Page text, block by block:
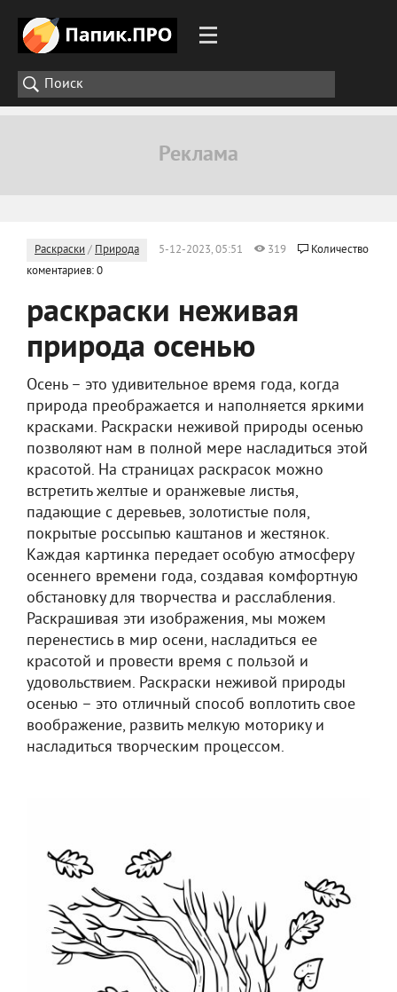
Раскраски / Природа 5-12-2023, 05:51 319
Количество
коментариев: 0
раскраски неживая
природа осенью
Осень – это удивительное время года, когда
природа преображается и наполняется яркими
красками. Раскраски неживой природы осенью
позволяют нам в полной мере насладиться этой
красотой. На страницах раскрасок можно
встретить желтые и оранжевые листья,
падающие с деревьев, золотистые поля,
покрытые россыпью каштанов и жестянок.
Каждая картинка передает особую атмосферу
осеннего времени года, создавая комфортную
обстановку для творчества и расслабления.
Раскрашивая эти изображения, мы можем
перенестись в мир осени, насладиться ее
красотой и провести время с пользой и
удовольствием. Раскраски неживой природы
осенью – это отличный способ воплотить свое
воображение, развить мелкую моторику и
насладиться творческим процессом.